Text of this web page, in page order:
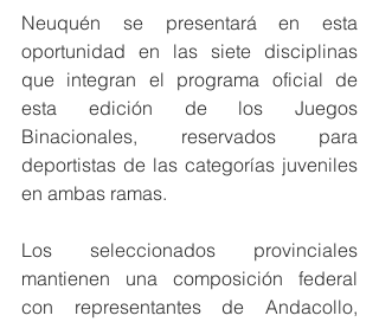
Neuquén se presentará en esta
oportunidad en las siete disciplinas
que integran el programa oficial de
esta edición de los Juegos
Binacionales, reservados para
deportistas de las categorías juveniles
en ambas ramas.
Los seleccionados provinciales
mantienen una composición federal
con representantes de Andacollo,